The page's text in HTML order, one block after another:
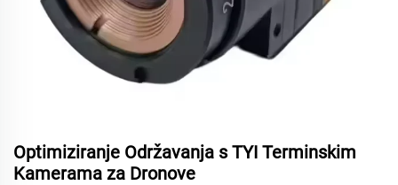
Optimiziranje Održavanja s TYI Terminskim
Kamerama za Dronove